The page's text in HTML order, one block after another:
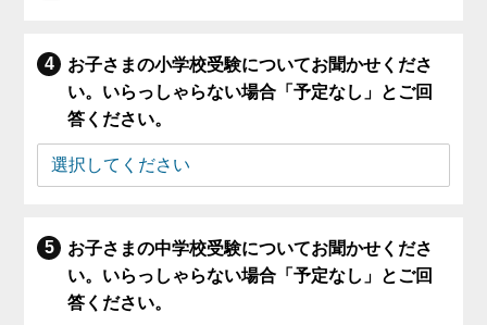
お子さまの小学校受験についてお聞かせくださ
い。いらっしゃらない場合「予定なし」とご回
答ください。
お子さまの中学校受験についてお聞かせくださ
い。いらっしゃらない場合「予定なし」とご回
答ください。